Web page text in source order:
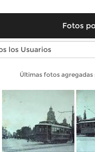
Fotos
Fotos antiguas de
Últimas fotos agregadas